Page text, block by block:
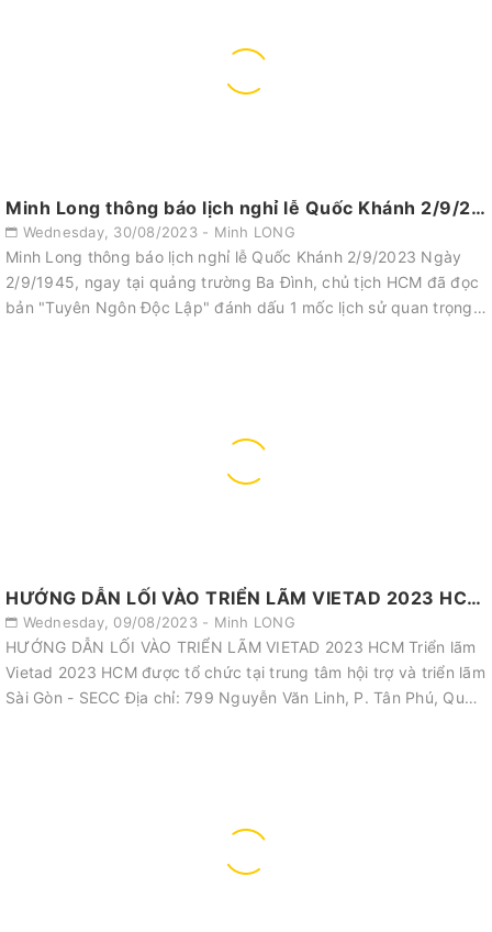
Minh Long thông báo lịch nghỉ lễ Quốc Khánh 2/9/2023
Wednesday, 30/08/2023 - Minh LONG
Minh Long thông báo lịch nghỉ lễ Quốc Khánh 2/9/2023 Ngày
2/9/1945, ngay tại quảng trường Ba Đình, chủ tịch HCM đã đọc
bản "Tuyên Ngôn Độc Lập" đánh dấu 1 mốc lịch sử quan trọng
HƯỚNG DẪN LỐI VÀO TRIỂN LÃM VIETAD 2023 HCM - GIAN HÀNG MINH LONG
Wednesday, 09/08/2023 - Minh LONG
HƯỚNG DẪN LỐI VÀO TRIỂN LÃM VIETAD 2023 HCM Triển lãm
Vietad 2023 HCM được tổ chức tại trung tâm hội trợ và triển lãm
Sài Gòn - SECC Địa chỉ: 799 Nguyễn Văn Linh, P. Tân Phú, Quận